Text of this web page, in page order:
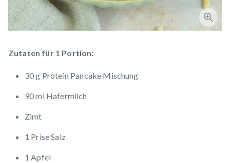
Zutaten für 1 Portion:
30 g Protein Pancake Mischung
90 ml Hafermilch
Zimt
1 Prise Salz
1 Apfel